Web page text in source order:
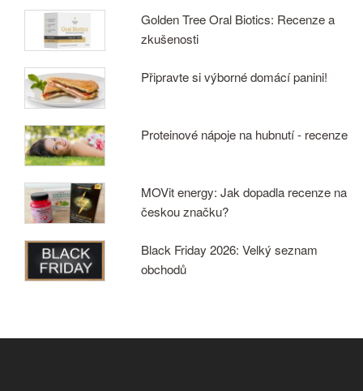
Golden Tree Oral Biotics: Recenze a
zkušenosti
Připravte si výborné domácí panini!
Proteinové nápoje na hubnutí - recenze
MOVit energy: Jak dopadla recenze na
českou značku?
Black Friday 2026: Velký seznam
obchodů